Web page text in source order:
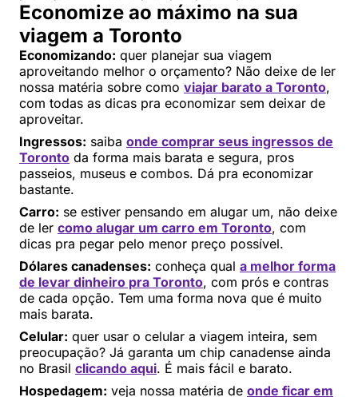
Economize ao máximo na sua
viagem a Toronto
Economizando: quer planejar sua viagem
aproveitando melhor o orçamento? Não deixe de ler
nossa matéria sobre como viajar barato a Toronto,
com todas as dicas pra economizar sem deixar de
aproveitar.
Ingressos: saiba onde comprar seus ingressos de
Toronto da forma mais barata e segura, pros
passeios, museus e combos. Dá pra economizar
bastante.
Carro: se estiver pensando em alugar um, não deixe
de ler como alugar um carro em Toronto, com
dicas pra pegar pelo menor preço possível.
Dólares canadenses: conheça qual a melhor forma
de levar dinheiro pra Toronto, com prós e contras
de cada opção. Tem uma forma nova que é muito
mais barata.
Celular: quer usar o celular a viagem inteira, sem
preocupação? Já garanta um chip canadense ainda
no Brasil clicando aqui. É mais fácil e barato.
Hospedagem: veja nossa matéria de onde ficar em